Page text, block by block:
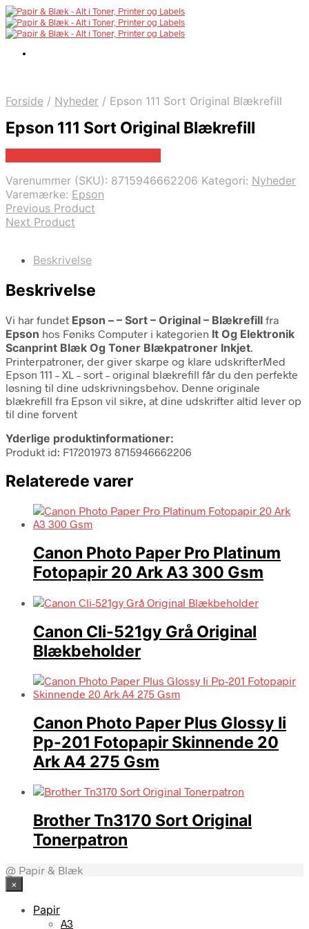
Forside / Nyheder / Epson 111 Sort Original Blækrefill
Epson 111 Sort Original Blækrefill
Varenummer (SKU): 8715946662206 Kategori: Nyheder
Varemærke: Epson
Previous Product
Next Product
Beskrivelse
Beskrivelse
Vi har fundet Epson – – Sort – Original – Blækrefill fra
Epson hos Føniks Computer i kategorien It Og Elektronik
Scanprint Blæk Og Toner Blækpatroner Inkjet.
Printerpatroner, der giver skarpe og klare udskrifterMed
Epson 111 – XL – sort – original blækrefill får du den perfekte
løsning til dine udskrivningsbehov. Denne originale
blækrefill fra Epson vil sikre, at dine udskrifter altid lever op
til dine forvent
Yderlige produktinformationer:
Produkt id: F17201973 8715946662206
Relaterede varer
Canon Photo Paper Pro Platinum
Fotopapir 20 Ark A3 300 Gsm
Canon Cli-521gy Grå Original
Blækbeholder
Canon Photo Paper Plus Glossy Ii
Pp-201 Fotopapir Skinnende 20
Ark A4 275 Gsm
Brother Tn3170 Sort Original
Tonerpatron
@ Papir & Blæk
×
Papir
A3